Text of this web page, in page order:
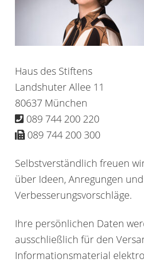
Haus des Stiftens
Landshuter Allee 11
80637 München
089 744 200 220
089 744 200 300
Selbstverständlich freuen
über Ideen, Anregungen und
Verbesserungsvorschläge.
Ihre persönlichen Daten
ausschließlich für den
Informationsmaterial